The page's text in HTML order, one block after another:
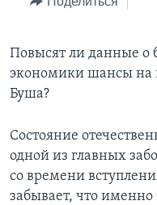
навигации
ДИСКУССИЯ VOA
ДЕТАЛИ
АМЕРИКА. БОЛЬШОЕ
АРТЕФАКТЫ
АМЕРИКАНСКИЕ
ЗА СВОБОДУ ПРЕССЫ
УЧИМ АНГЛИЙСКИЙ
ПОДПИСКА НА
Learning English
Повысят ли данные о
экономики шансы на
Буша?
Состояние
одной из главных
со времени
забывает, что именно